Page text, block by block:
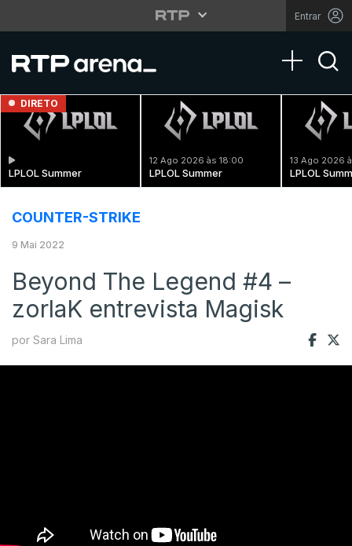
Entrar
Toggle
DIRETO
LPLOL Summer
12 Ago 2026 às 18:00
LPLOL Summer
13 Ago 2026
LPLOL
COUNTER-STRIKE
9 Mai 2022
Beyond The Legend #4 –
zorlaK entrevista Magisk
por Sara Lima